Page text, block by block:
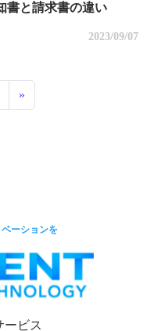
書と請求書の違い
2023/09/07
ゲーション
»
ーションを
ービス